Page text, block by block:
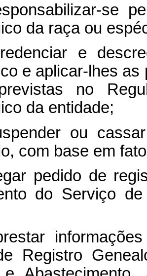
se
da raça ou
e
e aplicar-lhes
no
da entidade;
ou
com base em
pedido de
do Serviço
Registro